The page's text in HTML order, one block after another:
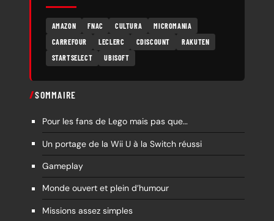
AMAZON FNAC CULTURA
MICROMANIA
CARREFOUR
LECLERC CDISCOUNT
RAKUTEN
STARTSELECT
UBISOFT
SOMMAIRE
Pour les fans de Lego mais pas que…
Un portage de la Wii U à la Switch réussi
Gameplay
Monde ouvert et plein d’humour
Missions assez simples